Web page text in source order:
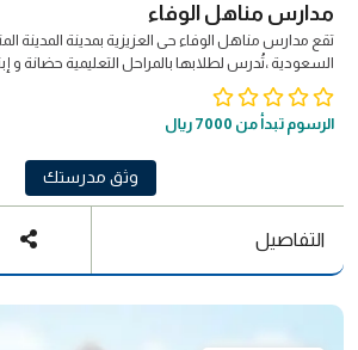
مدارس مناهل الوفاء
تقع مدارس مناهل الوفاء حى العزيزية بمدينة المدينة
السعودية ،تُدرس لطلابها بالمراحل التعليمية حضانة و
والمتكامل للطفل داخل بيئة تعليمية ذكية ومبتكرة
الرسوم تبدأ من 7000 ريال
وثق مدرستك
التفاصيل